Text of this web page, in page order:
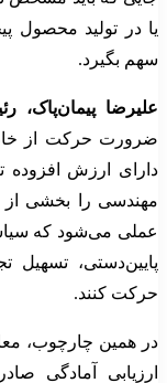
یا در تولید محصول
سهم بگیرد.
علیرضا پیمان‌پاک،
ضرورت حرکت از
دارای ارزش افزوده
مهندسی را بخشی
عملی می‌شود که
پایین‌دستی، تسهیل
حرکت کنند.
در همین چارچوب،
ارزیابی آمادگی